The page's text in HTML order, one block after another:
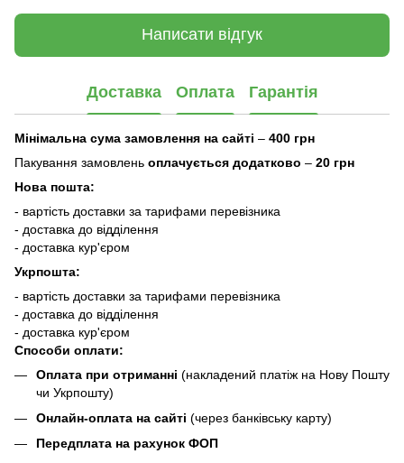
Написати відгук
Доставка Оплата Гарантія
Мінімальна сума замовлення на сайті – 400 грн
Пакування замовлень оплачується додатково – 20 грн
Нова пошта:
- вартість доставки за тарифами перевізника
- доставка до відділення
- доставка кур'єром
Укрпошта:
- вартість доставки за тарифами перевізника
- доставка до відділення
- доставка кур'єром
Способи оплати:
Оплата при отриманні (накладений платіж на Нову Пошту
чи Укрпошту)
Онлайн-оплата на сайті (через банківську карту)
Передплата на рахунок ФОП